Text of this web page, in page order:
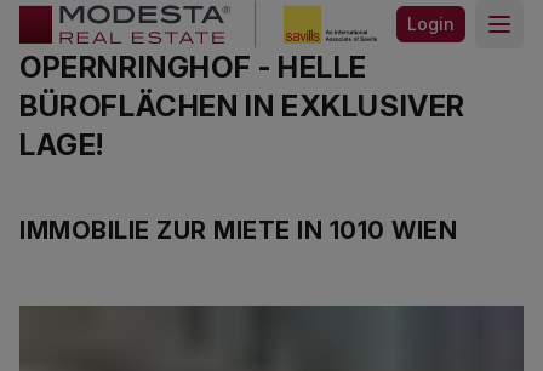
Login
OPERNRINGHOF - HELLE
BÜROFLÄCHEN IN EXKLUSIVER
LAGE!
IMMOBILIE ZUR MIETE IN 1010 WIEN